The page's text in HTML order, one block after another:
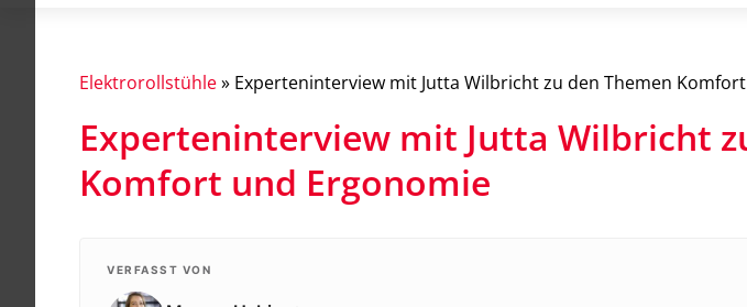
Alltag
Barrierefrei
Elektrorollstühle
Elektrorollstühle» Experteninterview mit Jutta Wilbricht zu den Themen
Experteninterview mit Jutta Wilbricht
Komfort und Ergonomie
VERFASST VON